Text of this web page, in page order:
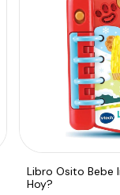
Libro Osito Bebe
Hoy?